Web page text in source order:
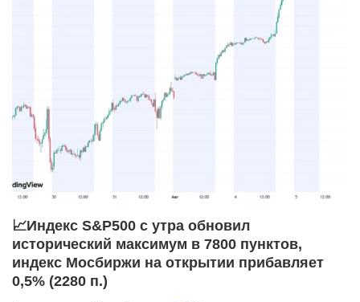
📈Индекс S&P500 с утра обновил
исторический максимум в 7800 пунктов,
индекс Мосбиржи на открытии прибавляет
0,5% (2280 п.)